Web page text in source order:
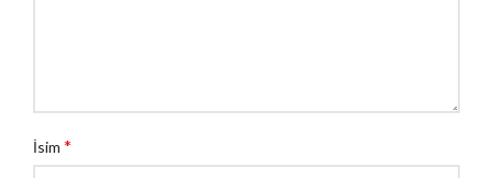
İsim *